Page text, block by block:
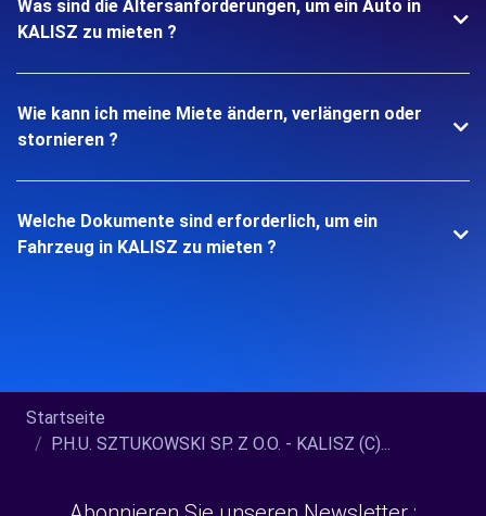
Was sind die Altersanforderungen, um ein Auto in
KALISZ zu mieten ?
Wie kann ich meine Miete ändern, verlängern oder
stornieren ?
Welche Dokumente sind erforderlich, um ein
Fahrzeug in KALISZ zu mieten ?
Startseite
P.H.U. SZTUKOWSKI SP. Z O.O. - KALISZ (C)...